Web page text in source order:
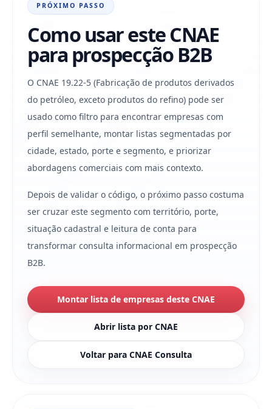
PRÓXIMO PASSO
Como usar este CNAE
para prospecção B2B
O CNAE 19.22-5 (Fabricação de produtos derivados
do petróleo, exceto produtos do refino) pode ser
usado como filtro para encontrar empresas com
perfil semelhante, montar listas segmentadas por
cidade, estado, porte e segmento, e priorizar
abordagens comerciais com mais contexto.
Depois de validar o código, o próximo passo costuma
ser cruzar este segmento com território, porte,
situação cadastral e leitura de conta para
transformar consulta informacional em prospecção
B2B.
Montar lista de empresas deste CNAE
Abrir lista por CNAE
Voltar para CNAE Consulta